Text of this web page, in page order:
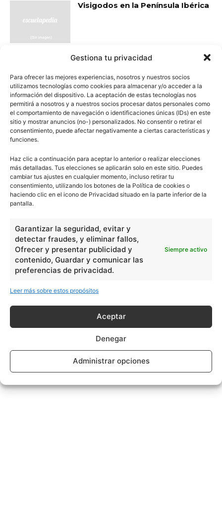
Gestiona tu privacidad
Para ofrecer las mejores experiencias, nosotros y nuestros socios
utilizamos tecnologías como cookies para almacenar y/o acceder a la
información del dispositivo. La aceptación de estas tecnologías nos
permitirá a nosotros y a nuestros socios procesar datos personales como
el comportamiento de navegación o identificaciones únicas (IDs) en este
sitio y mostrar anuncios (no-) personalizados. No consentir o retirar el
consentimiento, puede afectar negativamente a ciertas características y
funciones.
Haz clic a continuación para aceptar lo anterior o realizar elecciones
más detalladas. Tus elecciones se aplicarán solo en este sitio. Puedes
cambiar tus ajustes en cualquier momento, incluso retirar tu
consentimiento, utilizando los botones de la Política de cookies o
haciendo clic en el icono de Privacidad situado en la parte inferior de la
pantalla.
Garantizar la seguridad, evitar y
detectar fraudes, y eliminar fallos,
Ofrecer y presentar publicidad y
contenido, Guardar y comunicar las
preferencias de privacidad.
Siempre activo
Leer más sobre estos propósitos
Aceptar
Denegar
Administrar opciones
Visigodos en la Península Ibérica